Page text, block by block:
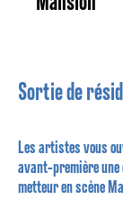
Sortie de
Les artistes vous
avant-première
metteur en scène